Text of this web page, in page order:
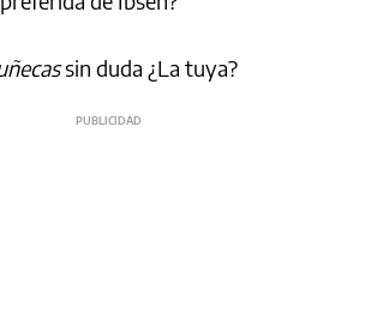
sin duda ¿La tuya?